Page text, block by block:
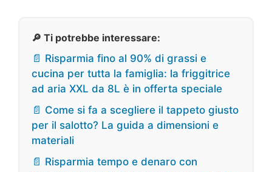
🔎 Ti potrebbe interessare:
📄 Risparmia fino al 90% di grassi e
cucina per tutta la famiglia: la friggitrice
ad aria XXL da 8L è in offerta speciale
📄 Come si fa a scegliere il tappeto giusto
per il salotto? La guida a dimensioni e
materiali
📄 Risparmia tempo e denaro con